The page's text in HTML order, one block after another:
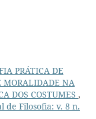
PRÁTICA DE
MORALIDADE NA
DOS COSTUMES ,
de Filosofia: v. 8 n.